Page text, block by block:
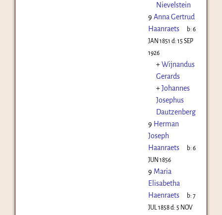
Nievelstein
9 Anna Gertrud
Haanraets
b:6
JAN 1851 d: 15 SEP
1926
+Wijnandus
Gerards
+Johannes
Josephus
Dautzenberg
9 Herman
Joseph
Haanraets
b:6
JUN 1856
9 Maria
Elisabetha
Haenraets
b:7
JUL 1858d: 5 NOV